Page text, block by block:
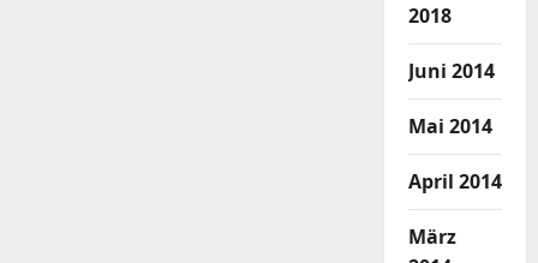
2018
Juni 2014
Mai 2014
April 2014
März